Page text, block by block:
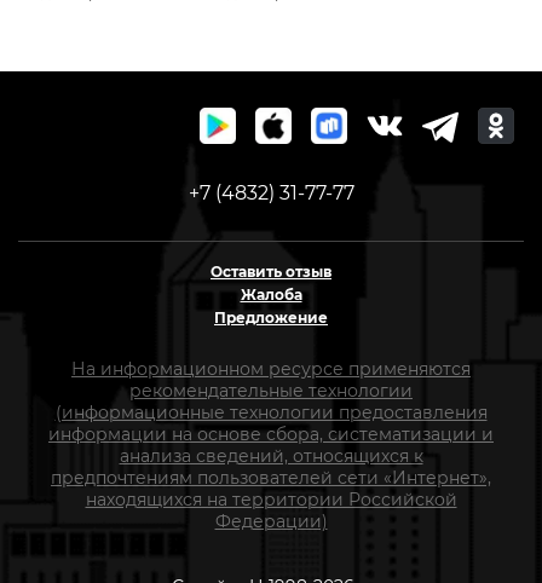
+7 (4832) 31-77-77
Оставить отзыв
Жалоба
Предложение
На информационном ресурсе применяются
рекомендательные технологии
(информационные технологии предоставления
информации на основе сбора, систематизации и
анализа сведений, относящихся к
предпочтениям пользователей сети «Интернет»,
находящихся на территории Российской
Федерации)